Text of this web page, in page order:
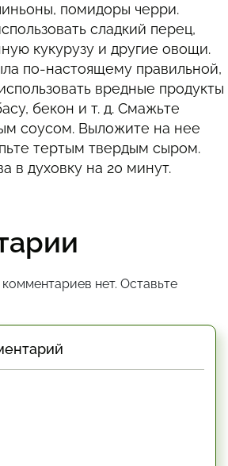
помидоры черри.
сладкий перец,
кукурузу и другие овощи.
по-настоящему правильной,
вредные продукты
бекон и т. д. Смажьте
соусом. Выложите на нее
тертым твердым сыром.
в духовку на 20 минут.
нет. Оставьте